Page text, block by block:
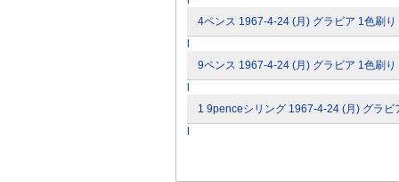
4ペンス 1967-4-24 (月) グラビア 1色刷り
9ペンス 1967-4-24 (月) グラビア 1色刷り
1 9penceシリング 1967-4-24 (月) グラビ